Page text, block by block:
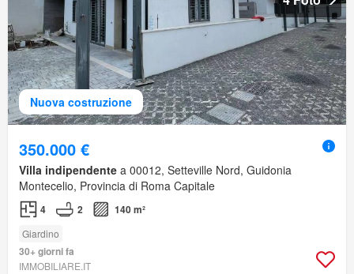
Nuova costruzione
350.000 €
Villa indipendente a 00012, Setteville Nord, Guidonia
Montecelio, Provincia di Roma Capitale
4 2 140 m²
Giardino
30+ giorni fa
IMMOBILIARE.IT